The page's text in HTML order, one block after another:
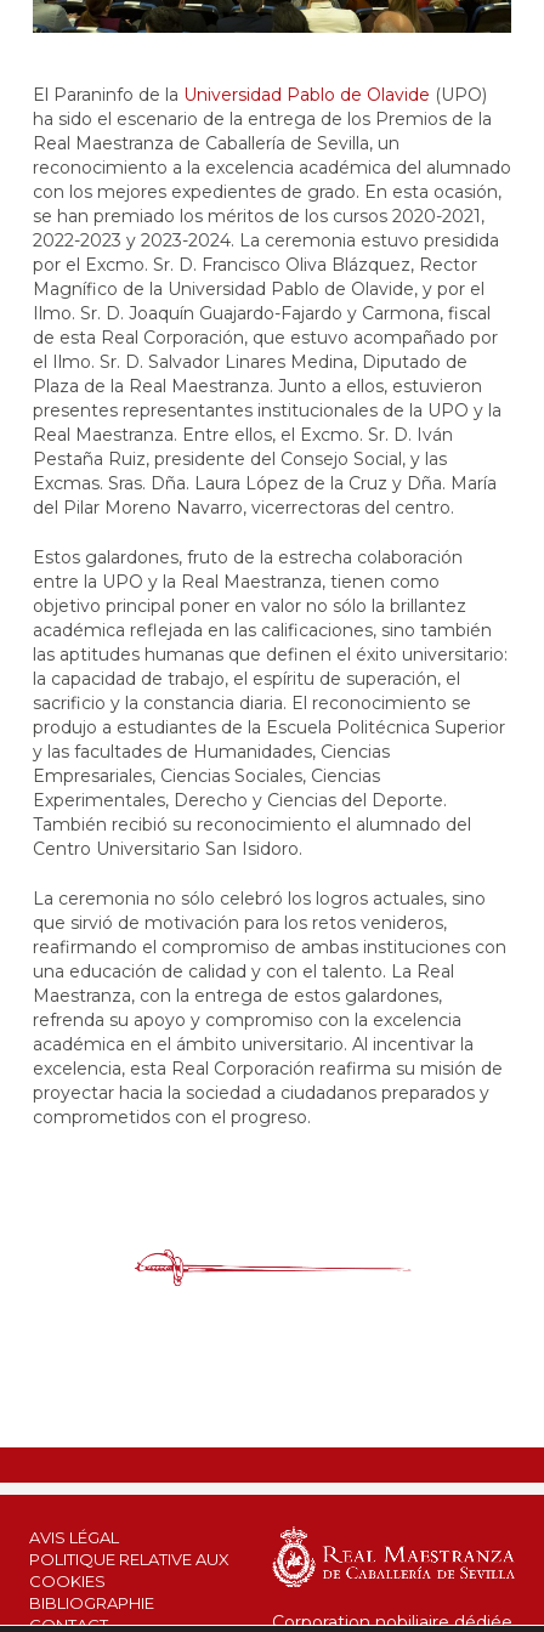
El Paraninfo de la Universidad Pablo de Olavide (UPO)
ha sido el escenario de la entrega de los Premios de la
Real Maestranza de Caballería de Sevilla, un
reconocimiento a la excelencia académica del alumnado
con los mejores expedientes de grado. En esta ocasión,
se han premiado los méritos de los cursos 2020-2021,
2022-2023 y 2023-2024. La ceremonia estuvo presidida
por el Excmo. Sr. D. Francisco Oliva Blázquez, Rector
Magnífico de la Universidad Pablo de Olavide, y por el
Ilmo. Sr. D. Joaquín Guajardo-Fajardo y Carmona, fiscal
de esta Real Corporación, que estuvo acompañado por
el Ilmo. Sr. D. Salvador Linares Medina, Diputado de
Plaza de la Real Maestranza. Junto a ellos, estuvieron
presentes representantes institucionales de la UPO y la
Real Maestranza. Entre ellos, el Excmo. Sr. D. Iván
Pestaña Ruiz, presidente del Consejo Social, y las
Excmas. Sras. Dña. Laura López de la Cruz y Dña. María
del Pilar Moreno Navarro, vicerrectoras del centro.
Estos galardones, fruto de la estrecha colaboración
entre la UPO y la Real Maestranza, tienen como
objetivo principal poner en valor no sólo la brillantez
académica reflejada en las calificaciones, sino también
las aptitudes humanas que definen el éxito universitario:
la capacidad de trabajo, el espíritu de superación, el
sacrificio y la constancia diaria. El reconocimiento se
produjo a estudiantes de la Escuela Politécnica Superior
y las facultades de Humanidades, Ciencias
Empresariales, Ciencias Sociales, Ciencias
Experimentales, Derecho y Ciencias del Deporte.
También recibió su reconocimiento el alumnado del
Centro Universitario San Isidoro.
La ceremonia no sólo celebró los logros actuales, sino
que sirvió de motivación para los retos venideros,
reafirmando el compromiso de ambas instituciones con
una educación de calidad y con el talento. La Real
Maestranza, con la entrega de estos galardones,
refrenda su apoyo y compromiso con la excelencia
académica en el ámbito universitario. Al incentivar la
excelencia, esta Real Corporación reafirma su misión de
proyectar hacia la sociedad a ciudadanos preparados y
comprometidos con el progreso.
AVIS LÉGAL
POLITIQUE RELATIVE AUX
COOKIES
BIBLIOGRAPHIE
CONTACT
Corporation nobiliaire dédiée